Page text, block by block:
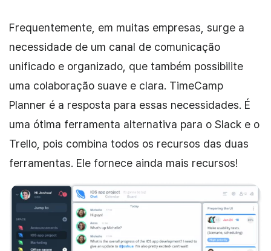
Frequentemente, em muitas empresas, surge a
necessidade de um canal de comunicação
unificado e organizado, que também possibilite
uma colaboração suave e clara. TimeCamp
Planner é a resposta para essas necessidades. É
uma ótima ferramenta alternativa para o Slack e o
Trello, pois combina todos os recursos das duas
ferramentas. Ele fornece ainda mais recursos!